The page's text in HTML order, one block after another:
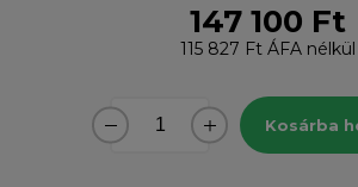
147 100 Ft
115 827 FtÁFA nélkül
Kosárba